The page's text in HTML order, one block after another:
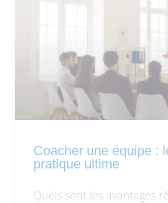
Coacher une équipe :
pratique ultime
Quels sont les avantages